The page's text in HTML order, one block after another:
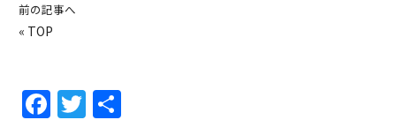
前の記事へ
« TOP
F T